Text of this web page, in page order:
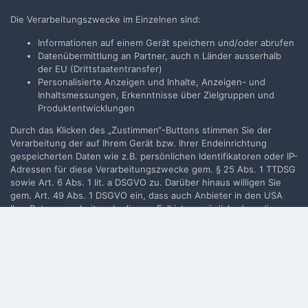
Neues Benutzerkonto für unsere Community erstellen. Es
Neues Benutzerkonto erstellen
Anmelden
Jetzt anmelden
Die Verarbeitungszwecke im Einzelnen sind:
Informationen auf einem Gerät speichern und/oder abrufen
Datenübermittlung an Partner, auch n Länder ausserhalb
der EU (Drittstaatentransfer)
Personalisierte Anzeigen und Inhalte, Anzeigen- und
Inhaltsmessungen, Erkenntnisse über Zielgruppen und
Produktentwicklungen
Durch das Klicken des „Zustimmen“-Buttons stimmen Sie der
Verarbeitung der auf Ihrem Gerät bzw. Ihrer Endeinrichtung
gespeicherten Daten wie z.B. persönlichen Identifikatoren oder IP-
Adressen für diese Verarbeitungszwecke gem. § 25 Abs. 1 TTDSG
sowie Art. 6 Abs. 1 lit. a DSGVO zu. Darüber hinaus willigen Sie
gem. Art. 49 Abs. 1 DSGVO ein, dass auch Anbieter in den USA
Ihre Daten verarbeiten. In diesem Fall ist es möglich, dass die